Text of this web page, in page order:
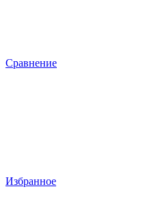
Сравнение
Избранное